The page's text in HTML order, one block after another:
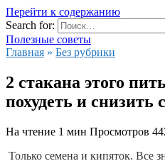
Перейти к содержанию
Search for:
Полезные советы
Главная » Без рубрики
2 стакана этого
похудеть и снизить
На чтение 1 мин Просмотров